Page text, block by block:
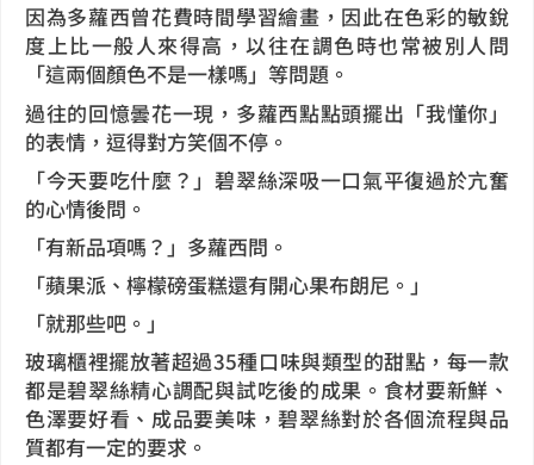
因為多蘿西曾花費時間學習繪畫，因此在色彩的敏銳
度上比一般人來得高，以往在調色時也常被別人問
「這兩個顏色不是一樣嗎」等問題。
過往的回憶曇花一現，多蘿西點點頭擺出「我懂你」
的表情，逗得對方笑個不停。
「今天要吃什麼？」碧翠絲深吸一口氣平復過於亢奮
的心情後問。
「有新品項嗎？」多蘿西問。
「蘋果派、檸檬磅蛋糕還有開心果布朗尼。」
「就那些吧。」
玻璃櫃裡擺放著超過35種口味與類型的甜點，每一款
都是碧翠絲精心調配與試吃後的成果。食材要新鮮、
色澤要好看、成品要美味，碧翠絲對於各個流程與品
質都有一定的要求。